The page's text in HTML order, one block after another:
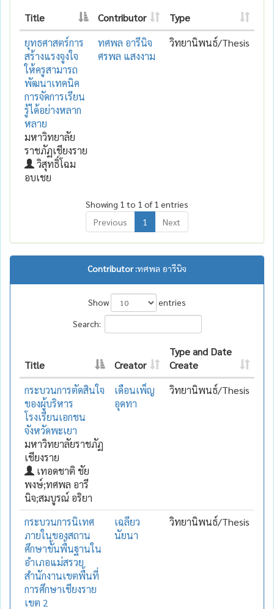
Title Contributor
Type
ยุทธศาสตร์การ
สร้างแรงจูงใจ
ให้ครูสามารถ
พัฒนาเทคนิค
การจัดการเรียน
รู้ได้อย่างหลาก
หลาย
มหาวิทยาลัย
ราชภัฏเชียงราย
วิสุทธิ์โฉม
อบเชย
ทศพล อารีนิจ
ศรพล แสงงาม
วิทยานิพนธ์/Thesis
Showing 1 to 1 of 1 entries
Previous
1 Next
Contributor :ทศพล อารีนิจ
Show
entries
Search:
Title Creator
Type and Date
Create
กระบวนการตัดสินใจ
ของผู้บริหาร
โรงเรียนเอกชน
จังหวัดพะเยา
มหาวิทยาลัยราชภัฏ
เชียงราย
เทอดชาติ ชัย
พงษ์;ทศพล อารี
นิจ;สมบูรณ์ อริยา
เดือนเพ็ญ
อุดทา
วิทยานิพนธ์/Thesis
กระบวนการนิเทศ
ภายในของสถาน
ศึกษาขั้นพื้นฐานใน
อำเภอแม่สรวย
สำนักงานเขตพื้นที่
การศึกษาเชียงราย
เขต 2
เฉลียว
นัยนา
วิทยานิพนธ์/Thesis